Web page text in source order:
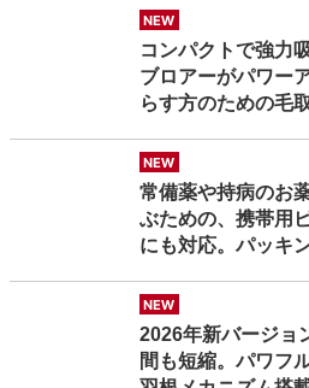
コンパクトで強力
ブロアーがパワー
らす方のための毛
常備薬や持病のお
ぶための、携帯用
にも対応。パッキ
2026年新バージョ
間も短縮。パワフ